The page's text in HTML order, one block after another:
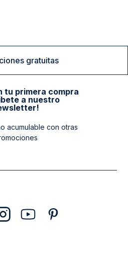
gratuitas
tu primera compra
a nuestro
acumulable con otras